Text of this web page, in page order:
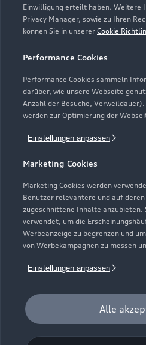
Einwilligung erteilt haben. Weitere
Privacy Manager, sowie zu Ihren
können Sie in unserer Cookie
Performance Cookies
Performance Cookies sammeln
darüber, wie unsere Webseite
Anzahl der Besuche, Verweildauer).
werden zur Optimierung der
Einstellungen anpassen
Marketing Cookies
Marketing Cookies werden
Benutzer relevantere und auf
zugeschnittene Inhalte anzubieten.
verwendet, um die
Werbeanzeige zu begrenzen und
von Werbekampagnen zu messen
Einstellungen anpassen
Alle
Montag - Freitag
07:00
Sonntag